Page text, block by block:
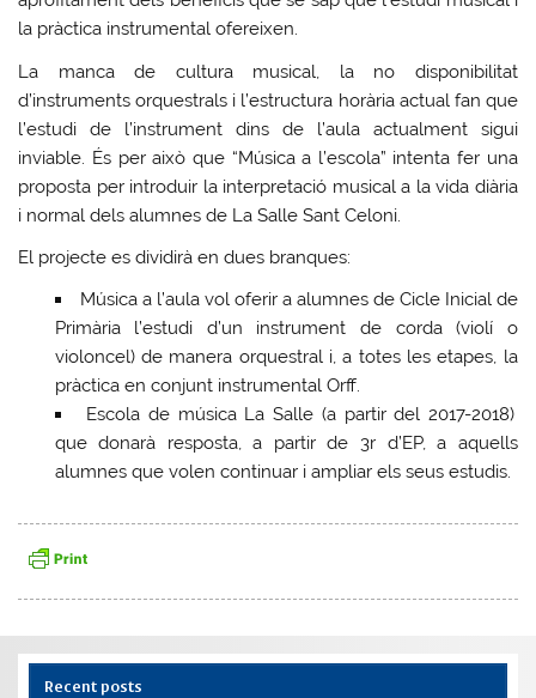
la pràctica instrumental ofereixen.
La manca de cultura musical, la no disponibilitat
d’instruments orquestrals i l’estructura horària actual fan que
l’estudi de l’instrument dins de l’aula actualment sigui
inviable. És per això que “Música a l’escola” intenta fer una
proposta per introduir la interpretació musical a la vida diària
i normal dels alumnes de La Salle Sant Celoni.
El projecte es dividirà en dues branques:
Música a l’aula vol oferir a alumnes de Cicle Inicial de
Primària l’estudi d’un instrument de corda (violí o
violoncel) de manera orquestral i, a totes les etapes, la
pràctica en conjunt instrumental Orff.
Escola de música La Salle (a partir del 2017-2018)
que donarà resposta, a partir de 3r d’EP, a aquells
alumnes que volen continuar i ampliar els seus estudis.
Recent posts